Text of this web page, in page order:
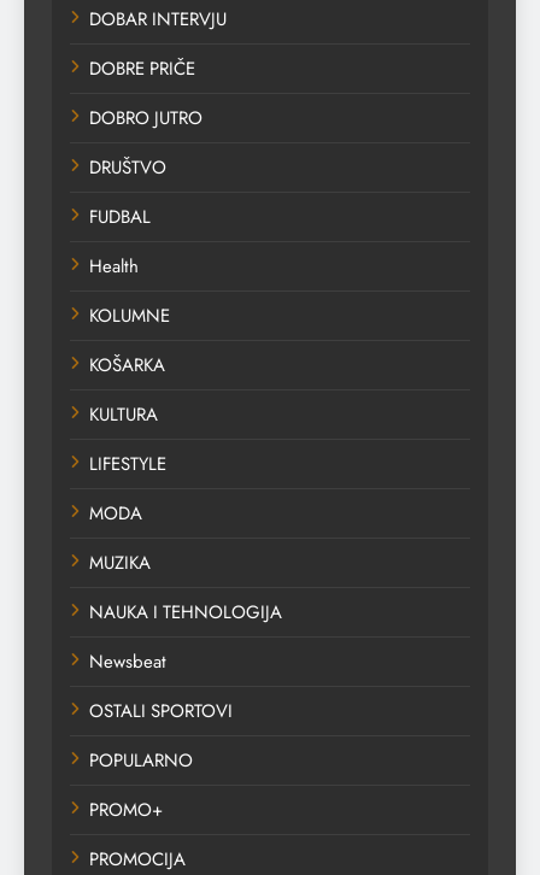
DOBAR INTERVJU
DOBRE PRIČE
DOBRO JUTRO
DRUŠTVO
FUDBAL
Health
KOLUMNE
KOŠARKA
KULTURA
LIFESTYLE
MODA
MUZIKA
NAUKA I TEHNOLOGIJA
Newsbeat
OSTALI SPORTOVI
POPULARNO
PROMO+
PROMOCIJA